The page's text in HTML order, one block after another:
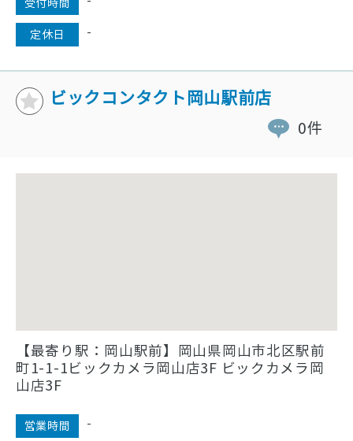
定休日 -
ビックコンタクト岡山駅前店
0件
【最寄り駅：岡山駅前】岡山県岡山市北区駅前
町1-1-1ビックカメラ岡山店3F ビックカメラ岡
山店3F
営業時間 -